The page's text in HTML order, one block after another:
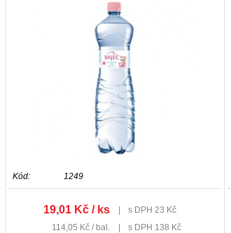
Kód: 1249
19,01 Kč / ks
s DPH 23 Kč
114,05 Kč / bal.
s DPH 138 Kč